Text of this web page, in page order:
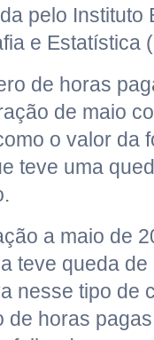
pelo Instituto
e Estatística
de horas
de maio
o valor da
teve uma
a maio de
teve queda
nesse tipo de
de horas